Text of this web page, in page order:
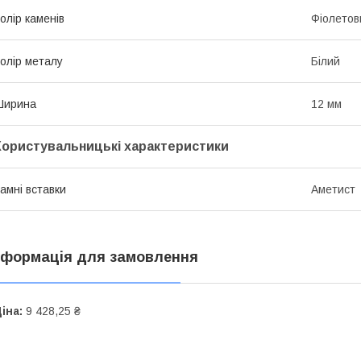
каменів
металу Білий
12 мм
характеристики
вставки Аметист
для замовлення
9 428,25 ₴